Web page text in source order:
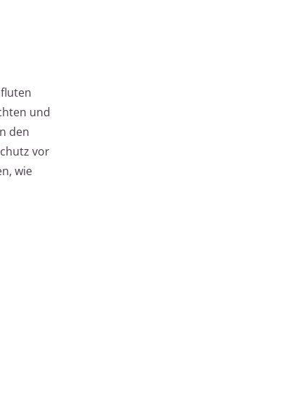
und
den
vor
wie